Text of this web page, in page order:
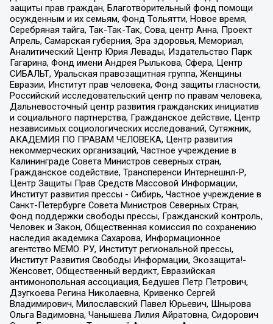
защиты прав граждан, Благотворительный фонд помощи
осужденным и их семьям, Фонд Тольятти, Новое время,
Серебряная тайга, Так-Так-Так, Сова, центр Анна, Проект
Апрель, Самарская губерния, Эра здоровья, Мемориал,
Аналитический Центр Юрия Левады, Издательство Парк
Гагарина, Фонд имени Андрея Рылькова, Сфера, Центр
СИБАЛЬТ, Уральская правозащитная группа, Женщины
Евразии, Институт прав человека, Фонд защиты гласности,
Российский исследовательский центр по правам человека,
Дальневосточный центр развития гражданских инициатив
и социального партнерства, Гражданское действие, Центр
независимых социологических исследований, Сутяжник,
АКАДЕМИЯ ПО ПРАВАМ ЧЕЛОВЕКА, Центр развития
некоммерческих организаций, Частное учреждение в
Калининграде Совета Министров северных стран,
Гражданское содействие, Трансперенси Интернешнл-Р,
Центр Защиты Прав Средств Массовой Информации,
Институт развития прессы - Сибирь, Частное учреждение в
Санкт-Петербурге Совета Министров Северных Стран,
Фонд поддержки свободы прессы, Гражданский контроль,
Человек и Закон, Общественная комиссия по сохранению
наследия академика Сахарова, Информационное
агентство МЕМО. РУ, Институт региональной прессы,
Институт Развития Свободы Информации, Экозащита!-
Женсовет, Общественный вердикт, Евразийская
антимонопольная ассоциация, Бедушев Петр Петрович,
Дзугкоева Регина Николаевна, Кривенко Сергей
Владимирович, Милославский Павел Юрьевич, Шнырова
Ольга Вадимовна, Чанышева Лилия Айратовна, Сидорович